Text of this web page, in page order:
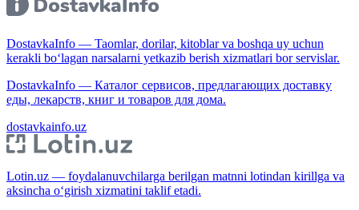
DostavkaInfo — Taomlar, dorilar, kitoblar va boshqa uy uchun
kerakli bo‘lagan narsalarni yetkazib berish xizmatlari bor servislar.
DostavkaInfo — Каталог сервисов, предлагающих доставку
еды, лекарств, книг и товаров для дома.
dostavkainfo.uz
Lotin.uz — foydalanuvchilarga berilgan matnni lotindan kirillga va
aksincha o‘girish xizmatini taklif etadi.